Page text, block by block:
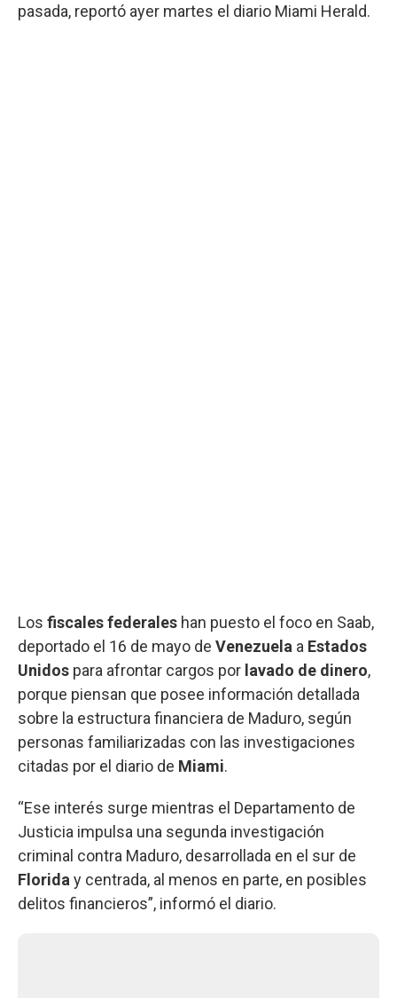
pasada, reportó ayer martes el diario Miami Herald.
Los fiscalesfederales han puesto el foco en Saab,
deportado el 16 de mayo de Venezuela a Estados
Unidos para afrontar cargos por lavado de dinero,
porque piensan que posee información detallada
sobre la estructura financiera de Maduro, según
personas familiarizadas con las investigaciones
citadas por el diario de Miami.
“Ese interés surge mientras el Departamento de
Justicia impulsa una segunda investigación
criminal contra Maduro, desarrollada en el sur de
Florida y centrada, al menos en parte, en posibles
delitos financieros”, informó el diario.